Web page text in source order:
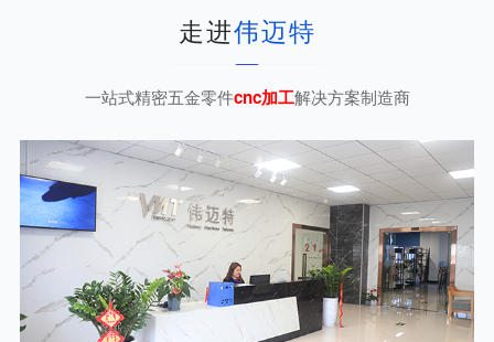
走进伟迈特
一站式精密五金零件cnc加工解决方案制造商